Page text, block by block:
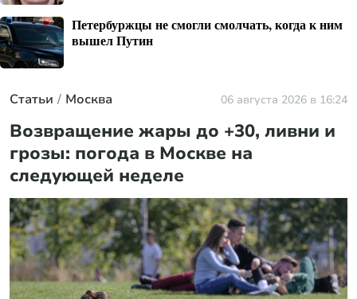
Петербуржцы не смогли смолчать, когда к ним
вышел Путин
Статьи Москва 06 августа 2026 в 16:24
Возвращение жары до +30, ливни и
грозы: погода в Москве на
следующей неделе